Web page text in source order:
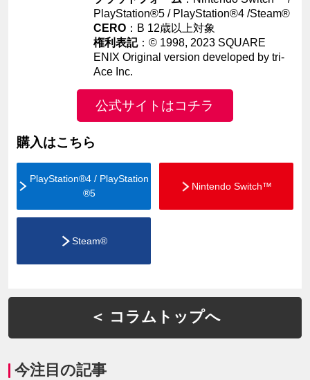
PlayStation®5 / PlayStation®4 /Steam®
CERO ：B 12歳以上対象
権利表記：© 1998, 2023 SQUARE
ENIX Original version developed by tri-
Ace Inc.
公式サイトはコチラ
購入はこちら
PlayStation®4 / PlayStation
®5
Nintendo Switch™
Steam®
＜ コラムトップへ
今注目の記事